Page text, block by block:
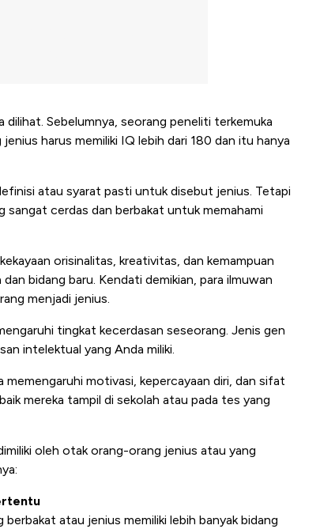
dilihat. Sebelumnya, seorang peneliti terkemuka
harus memiliki IQ lebih dari 180 dan itu hanya
atau syarat pasti untuk disebut jenius. Tetapi
sangat cerdas dan berbakat untuk memahami
orisinalitas, kreativitas, dan kemampuan
bidang baru. Kendati demikian, para ilmuwan
menjadi jenius.
tingkat kecerdasan seseorang. Jenis gen
intelektual yang Anda miliki.
motivasi, kepercayaan diri, dan sifat
mereka tampil di sekolah atau pada tes yang
oleh otak orang-orang jenius atau yang
atau jenius memiliki lebih banyak bidang